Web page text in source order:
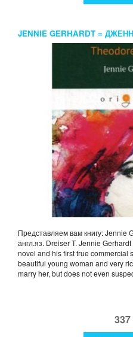
JENNIE GERHARDT =
DREISER T.
Представляем вам книгу: Jennie
англ.яз. Dreiser T. Jennie
novel and his first true commercial
beautiful young woman and very
marry her, but does not even